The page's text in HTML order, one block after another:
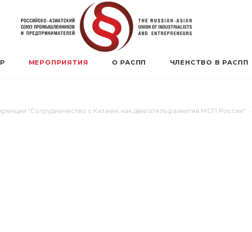
МЕРОПРИЯТИЯ О РАСПП ЧЛЕНСТВО В РАСПП
"Сотрудничество с Китаем, как двигатель развития МСП России"